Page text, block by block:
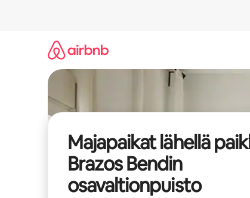
Majapaikat lähellä
Brazos Bendin
osavaltionpuisto